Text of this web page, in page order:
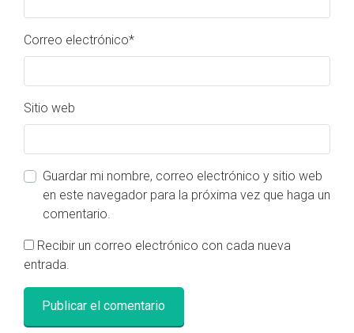
Correo electrónico*
Sitio web
Guardar mi nombre, correo electrónico y sitio web
en este navegador para la próxima vez que haga un
comentario.
Recibir un correo electrónico con cada nueva
entrada.